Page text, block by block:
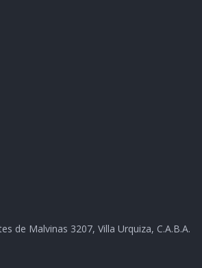
de Malvinas 3207, Villa Urquiza, C.A.B.A.